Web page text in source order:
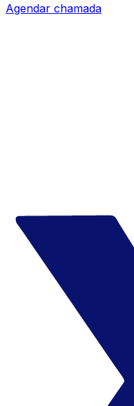
Agendar chamada